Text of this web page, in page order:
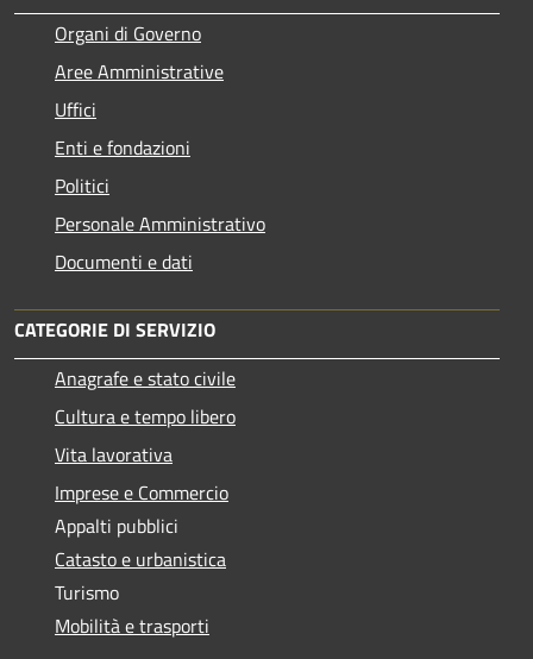
Organi di Governo
Aree Amministrative
Uffici
Enti e fondazioni
Politici
Personale Amministrativo
Documenti e dati
CATEGORIE DI SERVIZIO
Anagrafe e stato civile
Cultura e tempo libero
Vita lavorativa
Imprese e Commercio
Appalti pubblici
Catasto e urbanistica
Turismo
Mobilità e trasporti